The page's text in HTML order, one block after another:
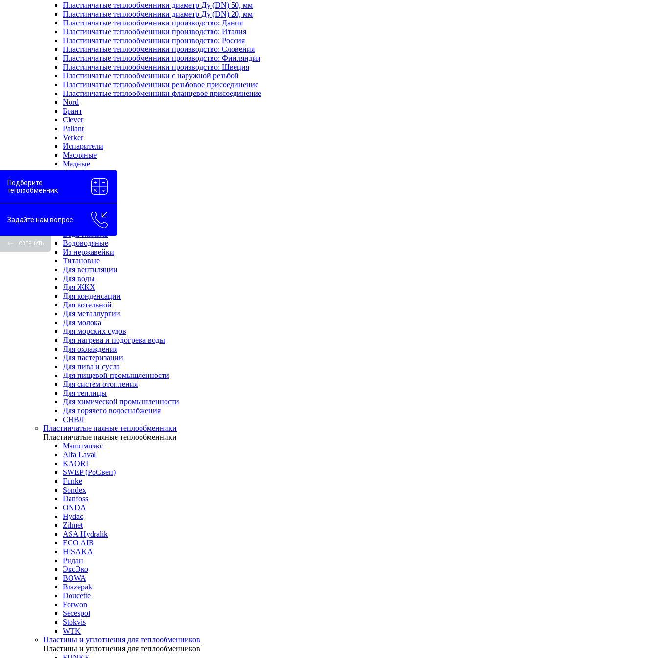
Пластинчатые теплообменники диаметр Ду (DN) 50, мм
Пластинчатые теплообменники диаметр Ду (DN) 20, мм
Пластинчатые теплообменники производство: Дания
Пластинчатые теплообменники производство: Италия
Пластинчатые теплообменники производство: Россия
Пластинчатые теплообменники производство: Словения
Пластинчатые теплообменники производство: Финляндия
Пластинчатые теплообменники производство: Швеция
Пластинчатые теплообменники с наружной резьбой
Пластинчатые теплообменники резьбовое присоединение
Пластинчатые теплообменники фланцевое присоединение
Nord
Брант
Clever
Pallant
Verker
Испарители
Масляные
Медные
Моноблоки
Одноходовые
Пароводяные
Двухконтурные
Вода-вода
Вода-гликоль
Водоводяные
Из нержавейки
Титановые
Для вентиляции
Для воды
Для ЖКХ
Для конденсации
Для котельной
Для металлургии
Для молока
Для морских судов
Для нагрева и подогрева воды
Для охлаждения
Для пастеризации
Для пива и сусла
Для пищевой промышленности
Для систем отопления
Для теплицы
Для химической промышленности
Для горячего водоснабжения
СНВЛ
Пластинчатые паяные теплообменники
Пластинчатые паяные теплообменники
Машимпэкс
Alfa Laval
KAORI
SWEP (РоСвеп)
Funke
Sondex
Danfoss
ONDA
Hydac
Zilmet
ASA Hydralik
ECO AIR
HISAKA
Ридан
ЭксЭко
BOWA
Brazepak
Doucette
Forwon
Secespol
Stokvis
WTK
Пластины и уплотнения для теплообменников
Пластины и уплотнения для теплообменников
Подберите
теплообменник
Задайте нам вопрос
СВЕРНУТЬ